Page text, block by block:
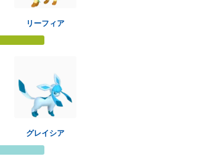
リーフィア
グレイシア